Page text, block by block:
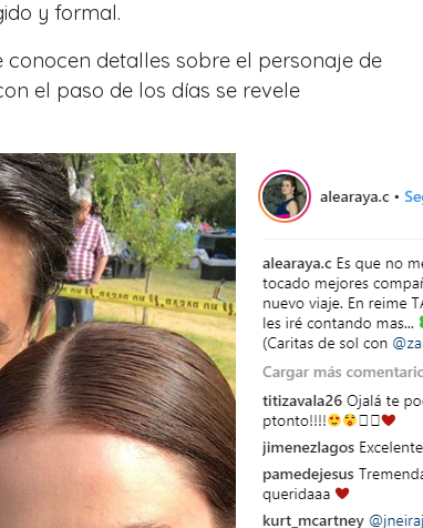
y formal.
detalles sobre el personaje de
el paso de los días se revele